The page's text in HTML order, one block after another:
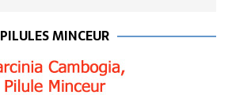
PILULES MINCEUR